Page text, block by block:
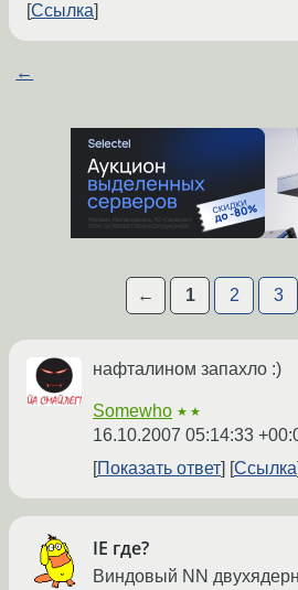
Ссылка
←
← 1 2 3
нафталином запахло :)
Somewho ★★
16.10.2007 05:14:33
Показать ответ
Ссылка
IE где?
Виндовый NN